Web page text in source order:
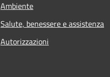
Ambiente
Salute, benessere e assistenza
Autorizzazioni